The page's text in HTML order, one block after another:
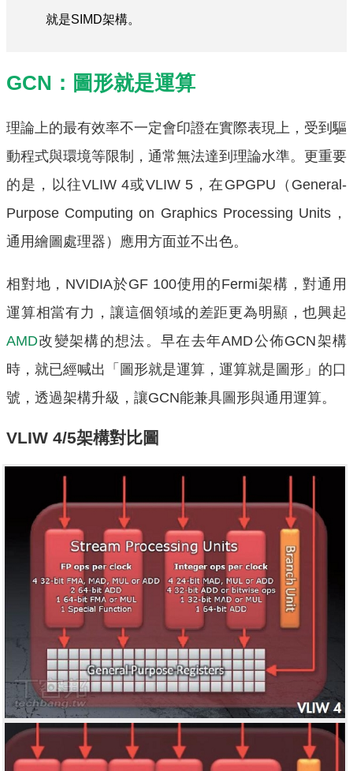
就是SIMD架構。
GCN：圖形就是運算
理論上的最有效率不一定會印證在實際表現上，受到驅
動程式與環境等限制，通常無法達到理論水準。更重要
的是，以往VLIW 4或VLIW 5，在GPGPU（General-
Purpose Computing on Graphics Processing Units，
通用繪圖處理器）應用方面並不出色。
相對地，NVIDIA於GF 100使用的Fermi架構，對通用
運算相當有力，讓這個領域的差距更為明顯，也興起
AMD改變架構的想法。早在去年AMD公佈GCN架構
時，就已經喊出「圖形就是運算，運算就是圖形」的口
號，透過架構升級，讓GCN能兼具圖形與通用運算。
VLIW 4/5架構對比圖